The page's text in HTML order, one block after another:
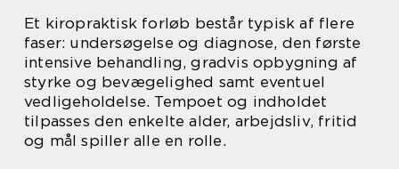
Et kiropraktisk forløb består typisk af flere
faser: undersøgelse og diagnose, den første
intensive behandling, gradvis opbygning af
styrke og bevægelighed samt eventuel
vedligeholdelse. Tempoet og indholdet
tilpasses den enkelte alder, arbejdsliv, fritid
og mål spiller alle en rolle.